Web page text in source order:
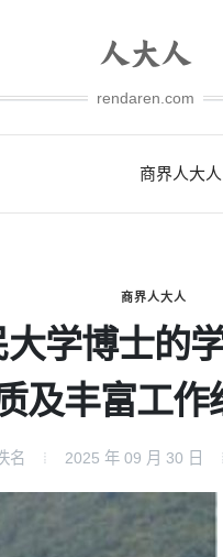
rendaren.com
商界人大人
商界人大人
大学博士的
及丰富工作
名 2025 年 09 月 30 日